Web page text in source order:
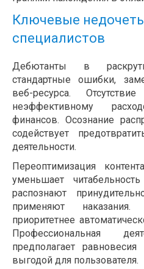
Ключевые
специалистов
Дебютанты в
стандартные ошибки,
веб-ресурса.
неэффективному
финансов. Осознание
содействует
деятельности.
Переоптимизация
уменьшает
распознают
применяют наказания.
приоритетнее
Профессиональная
предполагает
выгодой для пользователя.